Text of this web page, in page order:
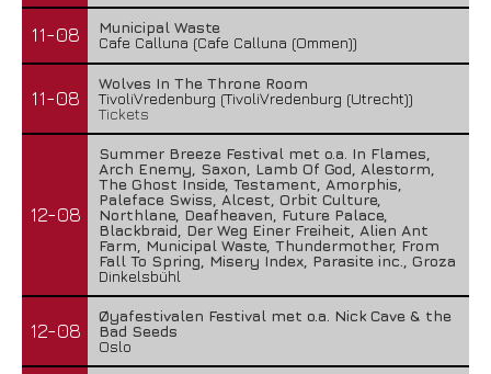
11-08
Municipal Waste
Cafe Calluna (Cafe Calluna (Ommen))
11-08
Wolves In The Throne Room
TivoliVredenburg (TivoliVredenburg (Utrecht))
Tickets
12-08
Summer Breeze Festival met o.a. In Flames,
Arch Enemy, Saxon, Lamb Of God, Alestorm,
The Ghost Inside, Testament, Amorphis,
Paleface Swiss, Alcest, Orbit Culture,
Northlane, Deafheaven, Future Palace,
Blackbraid, Der Weg Einer Freiheit, Alien Ant
Farm, Municipal Waste, Thundermother, From
Fall To Spring, Misery Index, Parasite inc., Groza
Dinkelsbühl
12-08
Øyafestivalen Festival met o.a. Nick Cave & the
Bad Seeds
Oslo